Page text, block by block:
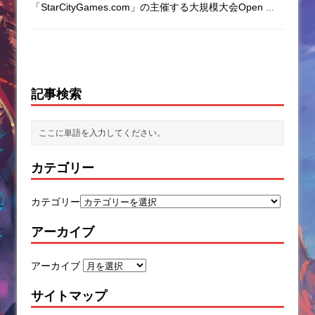
「StarCityGames.com」の主催する大規模大会Open
記事検索
カテゴリー
カテゴリー
アーカイブ
アーカイブ
サイトマップ